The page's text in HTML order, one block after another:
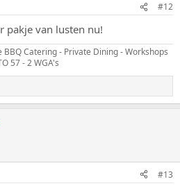
#12
pakje van lusten nu!
BBQ Catering - Private Dining - Workshops
57 - 2 WGA's
#13